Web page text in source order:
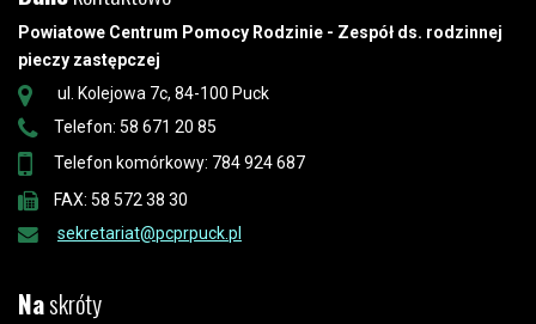
Powiatowe Centrum Pomocy Rodzinie - Zespół ds. rodzinnej
pieczy zastępczej
ul. Kolejowa 7c, 84-100 Puck
Telefon: 58 671 20 85
Telefon komórkowy: 784 924 687
FAX: 58 572 38 30
sekretariat@pcprpuck.pl
Naskróty